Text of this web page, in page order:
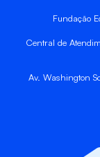
Fundação
Central de
Av. Washington